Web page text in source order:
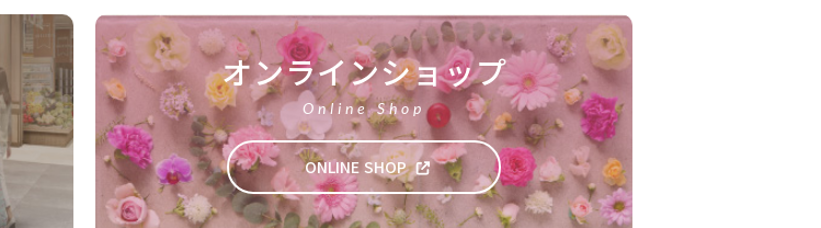
オンラインショップ
Online Shop
ONLINE SHOP